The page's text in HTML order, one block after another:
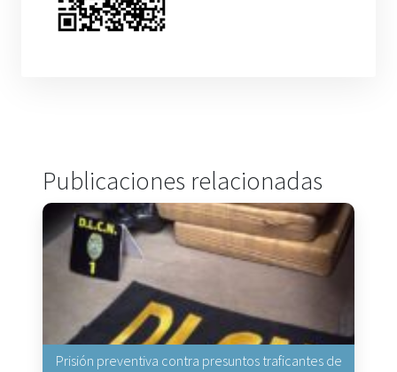
Publicaciones relacionadas
Prisión preventiva contra presuntos traficantes de